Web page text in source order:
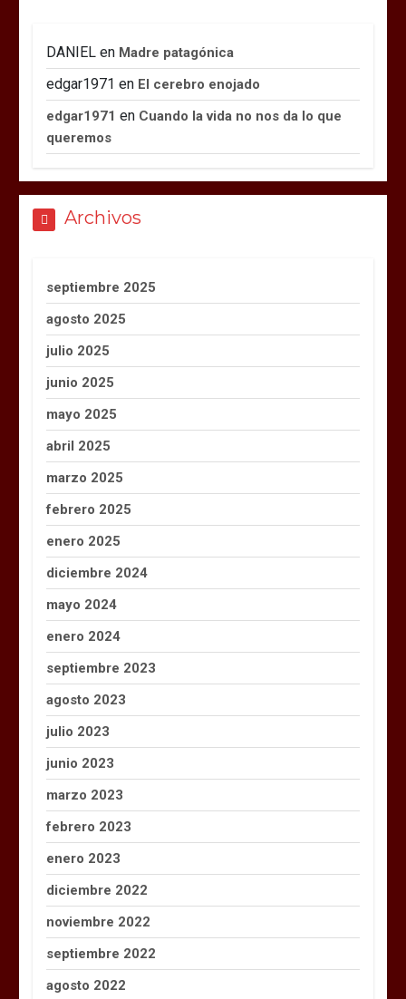
DANIEL en Madre patagónica
edgar1971 en El cerebro enojado
edgar1971 en Cuando la vida no nos da lo que
queremos
Archivos
septiembre 2025
agosto 2025
julio 2025
junio 2025
mayo 2025
abril 2025
marzo 2025
febrero 2025
enero 2025
diciembre 2024
mayo 2024
enero 2024
septiembre 2023
agosto 2023
julio 2023
junio 2023
marzo 2023
febrero 2023
enero 2023
diciembre 2022
noviembre 2022
septiembre 2022
agosto 2022